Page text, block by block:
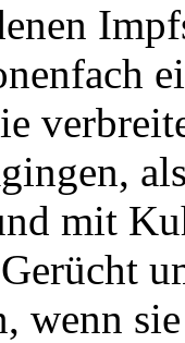
mit
wenn